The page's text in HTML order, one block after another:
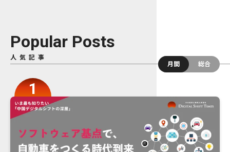
Popular Posts
人気記事
月間
総合